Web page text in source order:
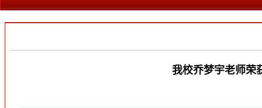
我校乔梦宇老师荣